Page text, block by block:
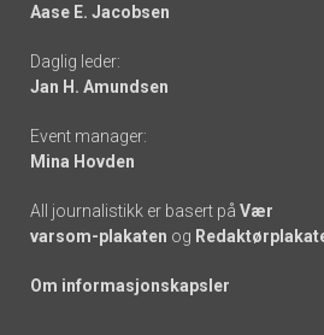
-
links
Aase E. Jacobsen
Daglig leder:
Jan H. Amundsen
Event manager:
Mina Hovden
All journalistikk er basert på Vær
varsom-plakaten og
Om informasjonskapsler